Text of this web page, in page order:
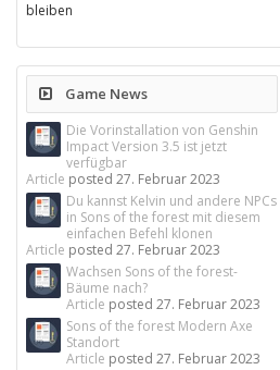
bleiben
Game News
Die Vorinstallation von Genshin
Impact Version 3.5 ist jetzt
verfügbar
Article posted27. Februar 2023
Du kannst Kelvin und andere NPCs
in Sons of the forest mit diesem
einfachen Befehl klonen
Article posted27. Februar 2023
Wachsen Sons of the forest-
Bäume nach?
Article posted27. Februar 2023
Sons of the forest Modern Axe
Standort
Article posted27. Februar 2023